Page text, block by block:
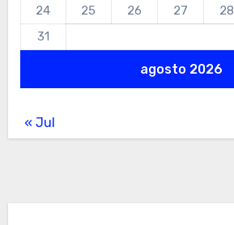
agosto 2026
24
25 26 27 28
31
« Jul